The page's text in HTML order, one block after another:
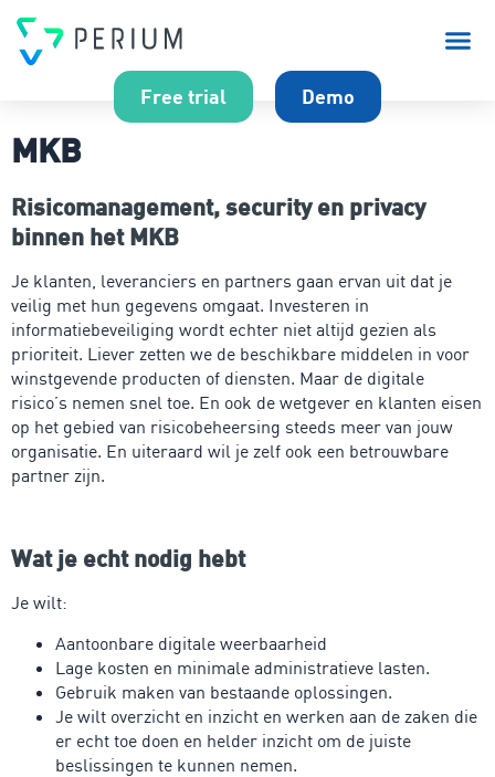
Free trial Demo
MKB
Risicomanagement, security en privacy
binnen het MKB
Je klanten, leveranciers en partners gaan ervan uit dat je
veilig met hun gegevens omgaat. Investeren in
informatiebeveiliging wordt echter niet altijd gezien als
prioriteit. Liever zetten we de beschikbare middelen in voor
winstgevende producten of diensten. Maar de digitale
risico’s nemen snel toe. En ook de wetgever en klanten eisen
op het gebied van risicobeheersing steeds meer van jouw
organisatie. En uiteraard wil je zelf ook een betrouwbare
partner zijn.
Wat je echt nodig hebt
Je wilt:
Aantoonbare digitale weerbaarheid
Lage kosten en minimale administratieve lasten.
Gebruik maken van bestaande oplossingen.
Je wilt overzicht en inzicht en werken aan de zaken die
er echt toe doen en helder inzicht om de juiste
beslissingen te kunnen nemen.